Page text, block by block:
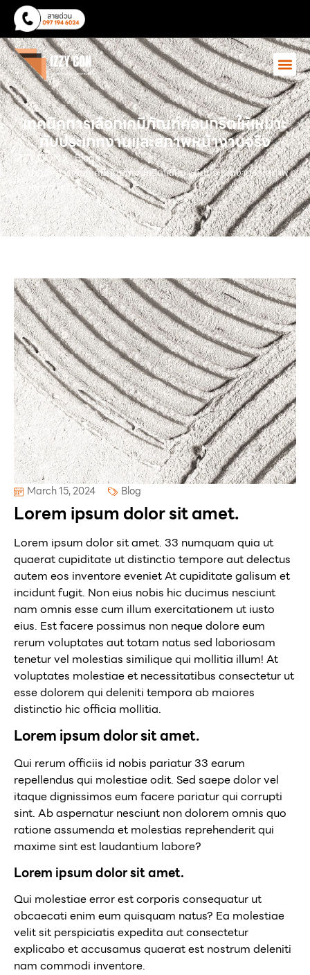
เทคนิคการเลือกเคมีภัณฑ์คอนกรีตให้เหมาะ
กับประเภทงานและสภาพหน้างานจริง
IZZY CON
Blogs
เทคนิคการเลือกเคมีภัณฑ์คอนกรีตให้เหมาะกับประเภทงานและสภาพ
หน้างานจริง
March 15, 2024 Blog
Lorem ipsum dolor sit amet.
Lorem ipsum dolor sit amet. 33 numquam quia ut
quaerat cupiditate ut distinctio tempore aut delectus
autem eos inventore eveniet At cupiditate galisum et
incidunt fugit. Non eius nobis hic ducimus nesciunt
nam omnis esse cum illum exercitationem ut iusto
eius. Est facere possimus non neque dolore eum
rerum voluptates aut totam natus sed laboriosam
tenetur vel molestias similique qui mollitia illum! At
voluptates molestiae et necessitatibus consectetur ut
esse dolorem qui deleniti tempora ab maiores
distinctio hic officia mollitia.
Lorem ipsum dolor sit amet.
Qui rerum officiis id nobis pariatur 33 earum
repellendus qui molestiae odit. Sed saepe dolor vel
itaque dignissimos eum facere pariatur qui corrupti
sint. Ab aspernatur nesciunt non dolorem omnis quo
ratione assumenda et molestias reprehenderit qui
maxime sint est laudantium labore?
Lorem ipsum dolor sit amet.
Qui molestiae error est corporis consequatur ut
obcaecati enim eum quisquam natus? Ea molestiae
velit sit perspiciatis expedita aut consectetur
explicabo et accusamus quaerat est nostrum deleniti
nam commodi inventore.